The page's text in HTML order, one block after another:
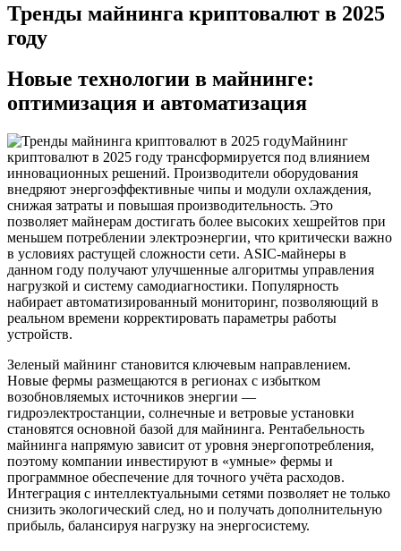
Тренды майнинга криптовалют в 2025
году
Новые технологии в майнинге:
оптимизация и автоматизация
Майнинг
криптовалют в 2025 году трансформируется под влиянием
инновационных решений. Производители оборудования
внедряют энергоэффективные чипы и модули охлаждения,
снижая затраты и повышая производительность. Это
позволяет майнерам достигать более высоких хешрейтов при
меньшем потреблении электроэнергии, что критически важно
в условиях растущей сложности сети. ASIC-майнеры в
данном году получают улучшенные алгоритмы управления
нагрузкой и систему самодиагностики. Популярность
набирает автоматизированный мониторинг, позволяющий в
реальном времени корректировать параметры работы
устройств.
Зеленый майнинг становится ключевым направлением.
Новые фермы размещаются в регионах с избытком
возобновляемых источников энергии —
гидроэлектростанции, солнечные и ветровые установки
становятся основной базой для майнинга. Рентабельность
майнинга напрямую зависит от уровня энергопотребления,
поэтому компании инвестируют в «умные» фермы и
программное обеспечение для точного учёта расходов.
Интеграция с интеллектуальными сетями позволяет не только
снизить экологический след, но и получать дополнительную
прибыль, балансируя нагрузку на энергосистему.